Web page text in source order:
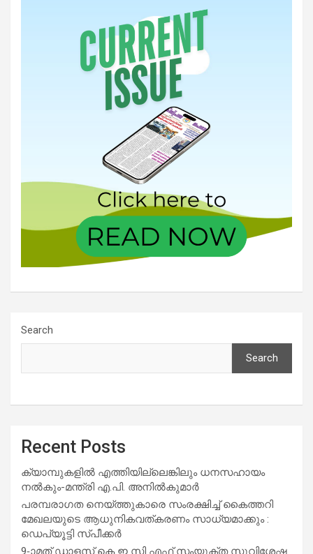
Search
Search
Recent Posts
ക്യാമ്പുകളിൽ എത്തിയില്ലെങ്കിലും ധനസഹായം
നൽകും-മന്ത്രി എ.പി. അനിൽകുമാർ
പരമ്പരാഗത നെയ്ത്തുകാരെ സംരക്ഷിച്ച് കൈത്തറി
മേഖലയുടെ ആധുനികവത്കരണം സാധ്യമാക്കും :
ഡെപ്യൂട്ടി സ്പീക്കർ
9-ാമത് ഡാളസ് കെ ഇ സി എഫ് സംയുക്ത സുവിശേഷ